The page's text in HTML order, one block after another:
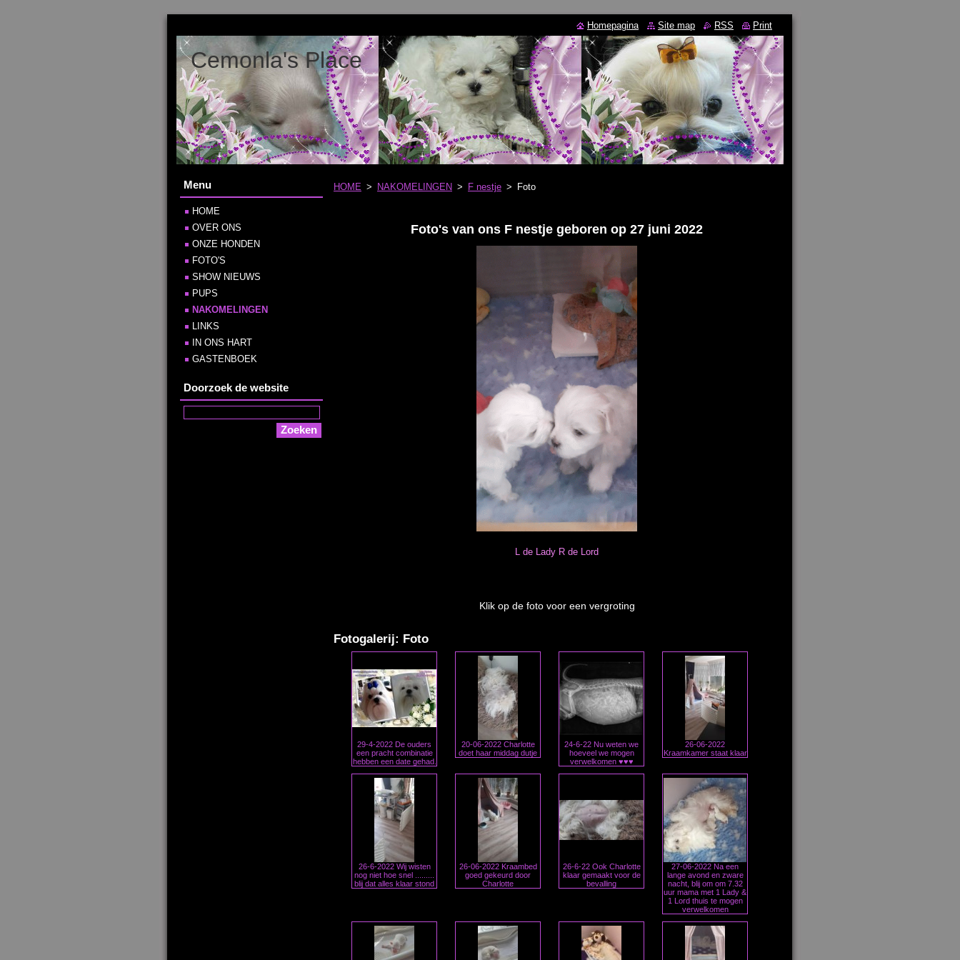
Cemonla's Place
HOME > NAKOMELINGEN > F nestje > Foto
Foto's van ons F nestje geboren op 27 juni 2022
L de Lady R de Lord
Klik op de foto voor een vergroting
Fotogalerij: Foto
29-4-2022 De ouders
een pracht combinatie
hebben een date gehad.
20-06-2022 Charlotte
doet haar middag dutje
24-6-22 Nu weten we
hoeveel we mogen
verwelkomen ♥♥♥
26-06-2022
Kraamkamer staat klaar
26-6-2022 Wij wisten
nog niet hoe snel .........
blij dat alles klaar stond
26-06-2022 Kraambed
goed gekeurd door
Charlotte
26-6-22 Ook Charlotte
klaar gemaakt voor de
bevalling
27-06-2022 Na een
lange avond en zware
nacht, blij om om 7.32
uur mama met 1 Lady &
1 Lord thuis te mogen
verwelkomen
Menu
HOME
OVER ONS
ONZE HONDEN
FOTO'S
SHOW NIEUWS
PUPS
NAKOMELINGEN
LINKS
IN ONS HART
GASTENBOEK
Doorzoek de website
Homepagina Site map RSS Print